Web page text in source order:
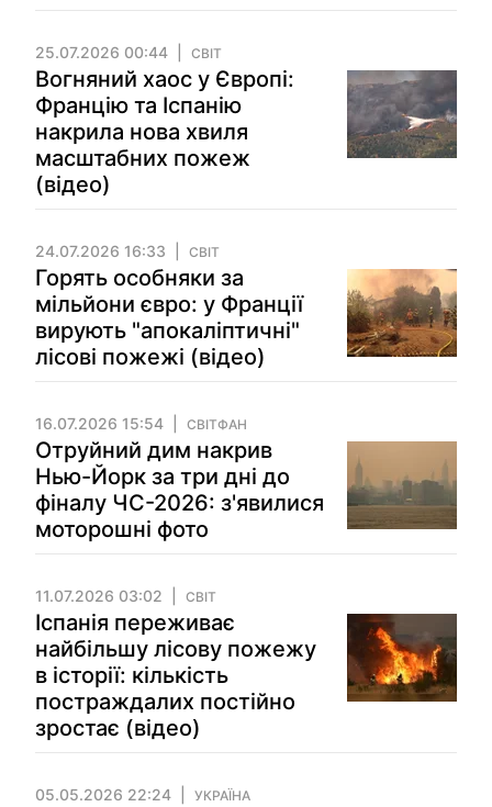
25.07.2026 00:44 СВІТ
Вогняний хаос у Європі:
Францію та Іспанію
накрила нова хвиля
масштабних пожеж
(відео)
24.07.2026 16:33 СВІТ
Горять особняки за
мільйони євро: у Франції
вирують "апокаліптичні"
лісові пожежі (відео)
16.07.2026 15:54 СВІТФАН
Отруйний дим накрив
Нью-Йорк за три дні до
фіналу ЧС-2026: з'явилися
моторошні фото
11.07.2026 03:02 СВІТ
Іспанія переживає
найбільшу лісову пожежу
в історії: кількість
постраждалих постійно
зростає (відео)
05.05.2026 22:24 УКРАЇНА